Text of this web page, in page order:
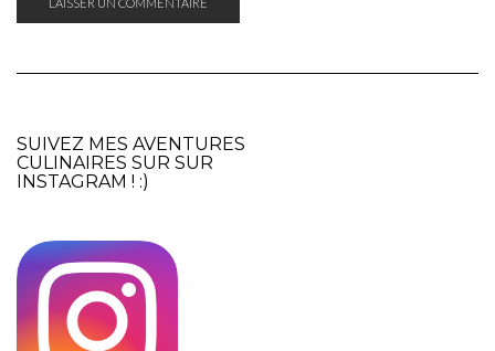
SUIVEZ MES AVENTURES
CULINAIRES SUR SUR
INSTAGRAM ! :)